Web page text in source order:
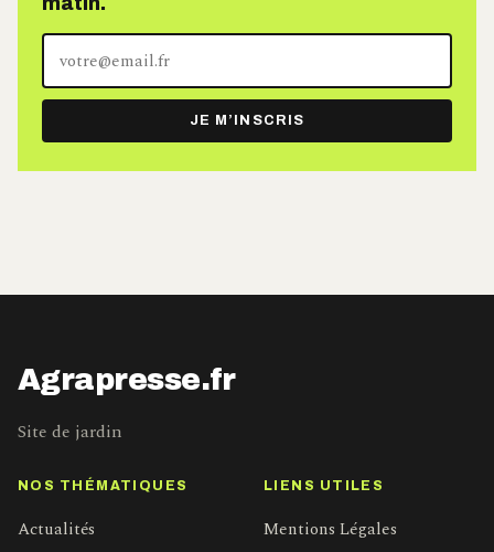
adresse
e-
mail
JE M’INSCRIS
Agrapresse.fr
Site de jardin
NOS THÉMATIQUES
Actualités
LIENS UTILES
Mentions Légales